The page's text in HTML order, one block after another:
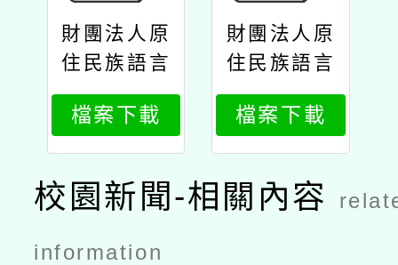
財團法人原
住民族語言
研究發展基
金會辦理
「114年度
第2次原住
民族語言能
力認證測驗
檔案下載
財團法人原
住民族語言
研究發展基
金會辦理
「114年度
第2次原住
民族語言能
檔案下載
校園新聞-相關內容
information